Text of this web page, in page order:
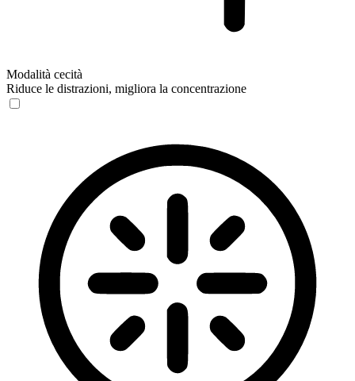
Modalità cecità
Riduce le distrazioni, migliora la concentrazione